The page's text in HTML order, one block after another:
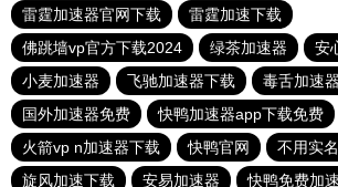
雷霆加速器官网下载
雷霆加速下载
佛跳墙vp官方下载2024
绿茶加速器
安
小麦加速器
飞驰加速器下载
毒舌加速
国外加速器免费
快鸭加速器app下载免费
火箭vp n加速器下载
快鸭官网
不用实
旋风加速下载
安易加速器
快鸭免费加